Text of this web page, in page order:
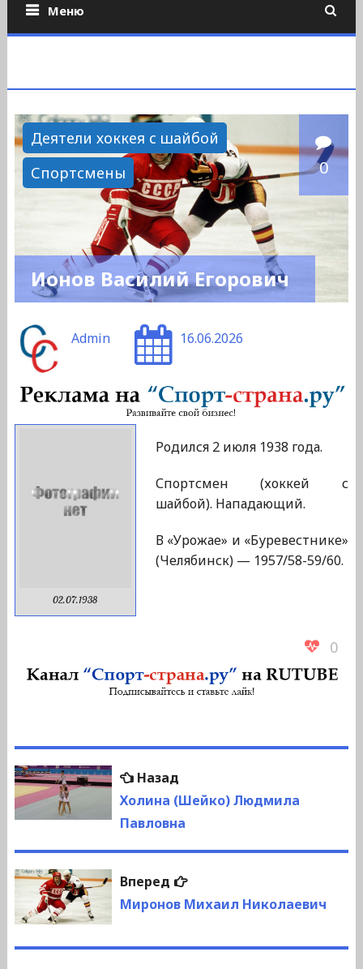
Меню
Деятели хоккея с шайбой
Спортсмены
0
Ионов Василий Егорович
Admin 16.06.2026
02.07.1938
Родился 2 июля 1938 года.
Спортсмен (хоккей с
шайбой). Нападающий.
В «Урожае» и «Буревестнике»
(Челябинск) — 1957/58-59/60.
0
Навигация
по
НазадПредыдущая
запись:
Холина (Шейко) Людмила
Павловна
Вперед
Следующая
запись:
Миронов Михаил Николаевич